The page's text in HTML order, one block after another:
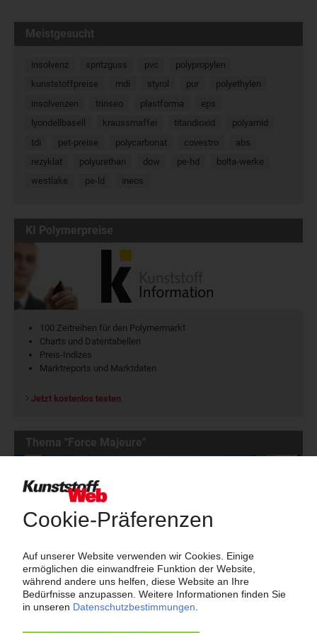
Meistgesucht
insolvenz spritzguss pvc
polypropylen
kunststoffpreise
mdi styrol pur
polyethylen
insolvenzen
trinseo plastforma
eps
lyondellbasell
kraussmaffei titandioxid
polyamid
tdi
pet-preise polycarbonat covestro
abs
rezyklat
polyurethan dow pe-hd
bolta-werke
westlake
pe-ld ineos
KI Polymerpreise
100 Zeitreihen für den Polymermarkt
Charts und Datentabellen
Preis-Indizes
Marktreports und Marktdaten
Jetzt kostenlos testen
Thema "Force Majeure"
Force Majeure in der Kunststoffindustrie
Fragen und Antworten: Was Kunst­stoff­verarbeiter wissen müssen,
wenn der Lieferant nicht mehr liefert – Informationen zum
Themenkomplex Force Majeure, Corona und Kunststoff-